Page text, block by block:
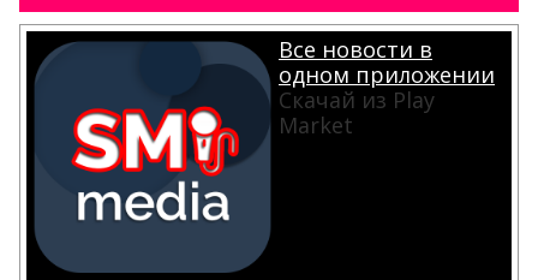
Все новости в
одном приложении
Скачай из Play
Market